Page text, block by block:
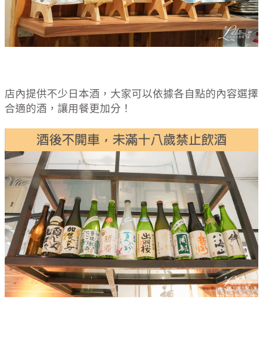
店內提供不少日本酒，大家可以依據各自點的內容選擇
合適的酒，讓用餐更加分！